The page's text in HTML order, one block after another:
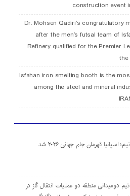
construction event
Dr. Mohsen Qadiri’s congratulatory
after the men’s futsal team of
Refinery qualified for the Premier
Isfahan iron smelting booth is the
among the steel and mineral
اسپانیا قهرمان جام جهانی ۲۰۲۶ شد
دومیدانی منطقه دو عملیات انتقال گاز در